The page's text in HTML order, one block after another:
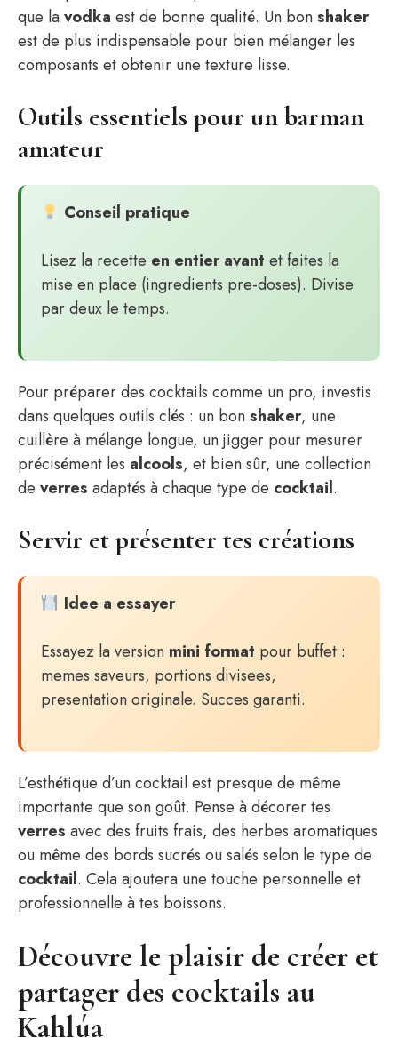
que lavodka est de bonne qualité. Un bonshaker
est de plus indispensable pour bien mélanger les
composants et obtenir une texture lisse.
Outils essentiels pour un barman
amateur
Conseil pratique
Lisez la recette en entier avant et faites la
mise en place (ingredients pre-doses). Divise
par deux le temps.
Pour préparer des cocktails comme un pro, investis
dans quelques outils clés : un bonshaker, une
cuillère à mélange longue, un jigger pour mesurer
précisément les alcools, et bien sûr, une collection
de verres adaptés à chaque type de cocktail.
Servir et présenter tes créations
Idee a essayer
Essayez la version mini format pour buffet :
memes saveurs, portions divisees,
presentation originale. Succes garanti.
L’esthétique d’un cocktail est presque de même
importante que son goût. Pense à décorer tes
verres avec des fruits frais, des herbes aromatiques
ou même des bords sucrés ou salés selon le type de
cocktail. Cela ajoutera une touche personnelle et
professionnelle à tes boissons.
Découvre le plaisir de créer et
partager des cocktails au
Kahlúa